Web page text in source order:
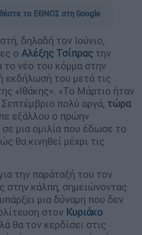
το ΕΘΝΟΣ στη Google
δηλαδή τον Ιούνιο,
ο Αλέξης Τσίπρας την
το νέο του κόμμα στην
εκδήλωσή του μετά τις
«Ιθάκης». «Το Μάρτιο ήταν
πολύ αργά, τώρα
εξάλλου ο πρώην
μια ομιλία που έδωσε το
θα κινηθεί μέχρι τις
την παράταξή του τον
στην κάλπη, σημειώνοντας
μια δύναμη που δεν
στον Κυριάκο
θα τον κερδίσει στις